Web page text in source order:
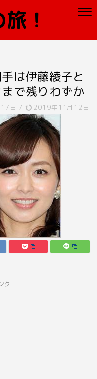
！
は伊藤綾子と
で残りわずか
日 / 2019年11月12日
ク